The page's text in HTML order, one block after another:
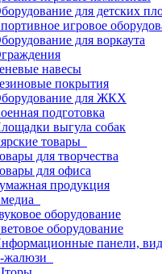
для детских
игровое
для воркаута
навесы
покрытия
для ЖКХ
подготовка
выгула собак
товары
для творчества
для офиса
продукция
оборудование
оборудование
панели,